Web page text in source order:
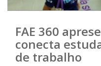
FAE 360
conecta
de trabalho